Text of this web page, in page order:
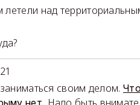
над
своим делом.